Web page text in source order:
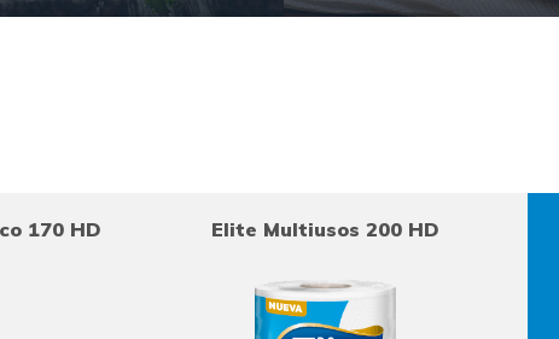
170 HD Elite Multiusos 200 HD